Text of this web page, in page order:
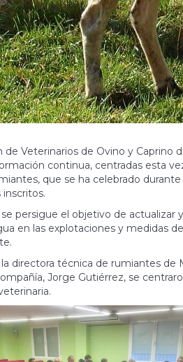
de Veterinarios de Ovino y Caprino
continua, centradas esta
que se ha celebrado
persigue el objetivo de actualizar
en las explotaciones y medidas
directora técnica de rumiantes
Jorge Gutiérrez, se